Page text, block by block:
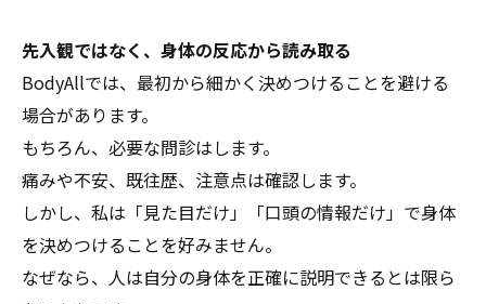
先入観ではなく、身体の反応から読み取る
BodyAllでは、最初から細かく決めつけることを避ける
場合があります。
もちろん、必要な問診はします。
痛みや不安、既往歴、注意点は確認します。
しかし、私は「見た目だけ」「口頭の情報だけ」で身体
を決めつけることを好みません。
なぜなら、人は自分の身体を正確に説明できるとは限ら